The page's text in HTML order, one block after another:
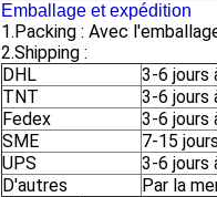
Emballage et expédition
1.Packing : Avec
2.Shipping :
DHL
3-6 jours
TNT
3-6 jours
Fedex
3-6 jours
SME
7-15
UPS
3-6 jours
D'autres
Par la